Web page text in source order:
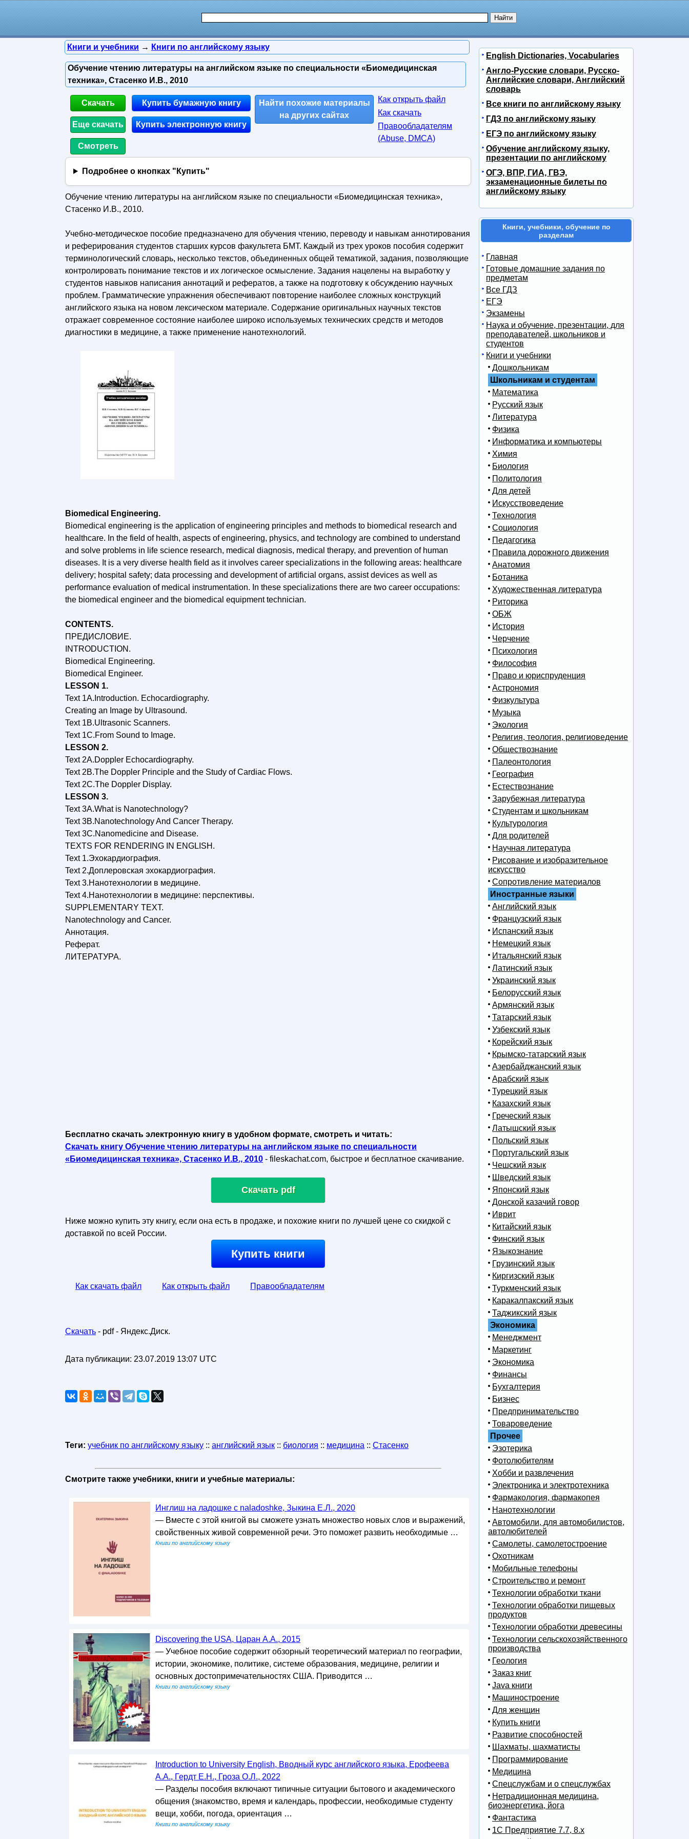
Книги и учебники → Книги по английскому языку
Обучение чтению литературы на английском языке по специальности «Биомедицинская
техника», Стасенко И.В., 2010
Скачать
Еще скачать
Смотреть
Купить бумажную книгу
Купить электронную книгу
Найти похожие материалы
на других сайтах
Как открыть файл
Как скачать
Правообладателям
(Abuse, DMСA)
Подробнее о кнопках "Купить"
Обучение чтению литературы на английском языке по специальности «Биомедицинская техника»,
Стасенко И.В., 2010.
Учебно-методическое пособие предназначено для обучения чтению, переводу и навыкам аннотирования
и реферирования студентов старших курсов факультета БМТ. Каждый из трех уроков пособия содержит
терминологический словарь, несколько текстов, объединенных общей тематикой, задания, позволяющие
контролировать понимание текстов и их логическое осмысление. Задания нацелены на выработку у
студентов навыков написания аннотаций и рефератов, а также на подготовку к обсуждению научных
проблем. Грамматические упражнения обеспечивают повторение наиболее сложных конструкций
английского языка на новом лексическом материале. Содержание оригинальных научных текстов
отражает современное состояние наиболее широко используемых технических средств и методов
диагностики в медицине, а также применение нанотехнологий.
Biomedical Engineering.
Biomedical engineering is the application of engineering principles and methods to biomedical research and
healthcare. In the field of health, aspects of engineering, physics, and technology are combined to understand
and solve problems in life science research, medical diagnosis, medical therapy, and prevention of human
diseases. It is a very diverse health field as it involves career specializations in the following areas: healthcare
delivery; hospital safety; data processing and development of artificial organs, assist devices as well as
performance evaluation of medical instrumentation. In these specializations there are two career occupations:
the biomedical engineer and the biomedical equipment technician.
CONTENTS.
ПРЕДИСЛОВИЕ.
INTRODUCTION.
Biomedical Engineering.
Biomedical Engineer.
LESSON 1.
Text 1A.Introduction. Echocardiography.
Creating an Image by Ultrasound.
Text 1B.Ultrasonic Scanners.
Text 1C.From Sound to Image.
LESSON 2.
Text 2A.Doppler Echocardiography.
Text 2B.The Doppler Principle and the Study of Cardiac Flows.
Text 2C.The Doppler Display.
LESSON 3.
Text 3А.What is Nanotechnology?
Text 3B.Nanotechnology And Cancer Therapy.
Text 3C.Nanomedicine and Disease.
TEXTS FOR RENDERING IN ENGLISH.
Text 1.Эхокардиография.
Text 2.Доплеровская эхокардиография.
Text 3.Нанотехнологии в медицине.
Text 4.Нанотехнологии в медицине: перспективы.
SUPPLEMENTARY TEXT.
Nanotechnology and Cancer.
Аннотация.
Реферат.
ЛИТЕРАТУРА.
Бесплатно скачать электронную книгу в удобном формате, смотреть и читать:
Скачать книгу Обучение чтению литературы на английском языке по специальности
«Биомедицинская техника», Стасенко И.В., 2010 - fileskachat.com, быстрое и бесплатное скачивание.
Скачать pdf
Ниже можно купить эту книгу, если она есть в продаже, и похожие книги по лучшей цене со скидкой с
доставкой по всей России.
Купить книги
Как скачать файл Как открыть файл Правообладателям
Скачать - pdf - Яндекс.Диск.
Дата публикации: 23.07.2019 13:07 UTC
Теги: учебник по английскому языку :: английский язык :: биология :: медицина :: Стасенко
Смотрите также учебники, книги и учебные материалы:
Инглиш на ладошке с naladoshke, Зыкина Е.Л., 2020
— Вместе с этой книгой вы сможете узнать множество новых слов и выражений,
свойственных живой современной речи. Это поможет развить необходимые …
Книги по английскому языку
Discovering the USA, Царан A.A., 2015
— Учебное пособие содержит обзорный теоретический материал по географии,
истории, экономике, политике, системе образования, медицине, религии и
основных достопримечательностях США. Приводится …
Книги по английскому языку
Introduction to University English, Вводный курс английского языка, Ерофеева
А.А., Гердт Е.Н., Гроза О.Л., 2022
— Разделы пособия включают типичные ситуации бытового и академического
общения (знакомство, время и календарь, профессии, необходимые студенту
вещи, хобби, погода, ориентация …
Книги по английскому языку
English Dictionaries, Vocabularies
Англо-Русские словари, Русско-
Английские словари, Английский
словарь
Все книги по английскому языку
ГДЗ по английскому языку
ЕГЭ по английскому языку
Обучение английскому языку,
презентации по английскому
ОГЭ, ВПР, ГИА, ГВЭ,
экзаменационные билеты по
английскому языку
Книги, учебники, обучение по
разделам
Главная
Готовые домашние задания по
предметам
Все ГДЗ
ЕГЭ
Экзамены
Наука и обучение, презентации, для
преподавателей, школьников и
студентов
Книги и учебники
Дошкольникам
Школьникам и студентам
Математика
Русский язык
Литература
Физика
Информатика и компьютеры
Химия
Биология
Политология
Для детей
Искусствоведение
Технология
Социология
Педагогика
Правила дорожного движения
Анатомия
Ботаника
Художественная литература
Риторика
ОБЖ
История
Черчение
Психология
Философия
Право и юриспруденция
Астрономия
Физкультура
Музыка
Экология
Религия, теология, религиоведение
Обществознание
Палеонтология
География
Естествознание
Зарубежная литература
Студентам и школьникам
Культурология
Для родителей
Научная литература
Рисование и изобразительное
искусство
Сопротивление материалов
Иностранные языки
Английский язык
Французский язык
Испанский язык
Немецкий язык
Итальянский язык
Латинский язык
Украинский язык
Белорусский язык
Армянский язык
Татарский язык
Узбекский язык
Корейский язык
Крымско-татарский язык
Азербайджанский язык
Арабский язык
Турецкий язык
Казахский язык
Греческий язык
Латышский язык
Польский язык
Португальский язык
Чешский язык
Шведский язык
Японский язык
Донской казачий говор
Иврит
Китайский язык
Финский язык
Языкознание
Грузинский язык
Киргизский язык
Туркменский язык
Каракалпакский язык
Таджикский язык
Экономика
Менеджмент
Маркетинг
Экономика
Финансы
Бухгалтерия
Бизнес
Предпринимательство
Товароведение
Прочее
Эзотерика
Фотолюбителям
Хобби и развлечения
Электроника и электротехника
Фармакология, фармакопея
Нанотехнологии
Автомобили, для автомобилистов,
автолюбителей
Самолеты, самолетостроение
Охотникам
Мобильные телефоны
Строительство и ремонт
Технологии обработки ткани
Технологии обработки пищевых
продуктов
Технологии обработки древесины
Технологии сельскохозяйственного
производства
Геология
Заказ книг
Java книги
Машиностроение
Для женщин
Купить книги
Развитие способностей
Шахматы, шахматисты
Программирование
Медицина
Спецслужбам и о спецслужбах
Нетрадиционная медицина,
биоэнергетика, йога
Фантастика
1С Предприятие 7.7, 8.x